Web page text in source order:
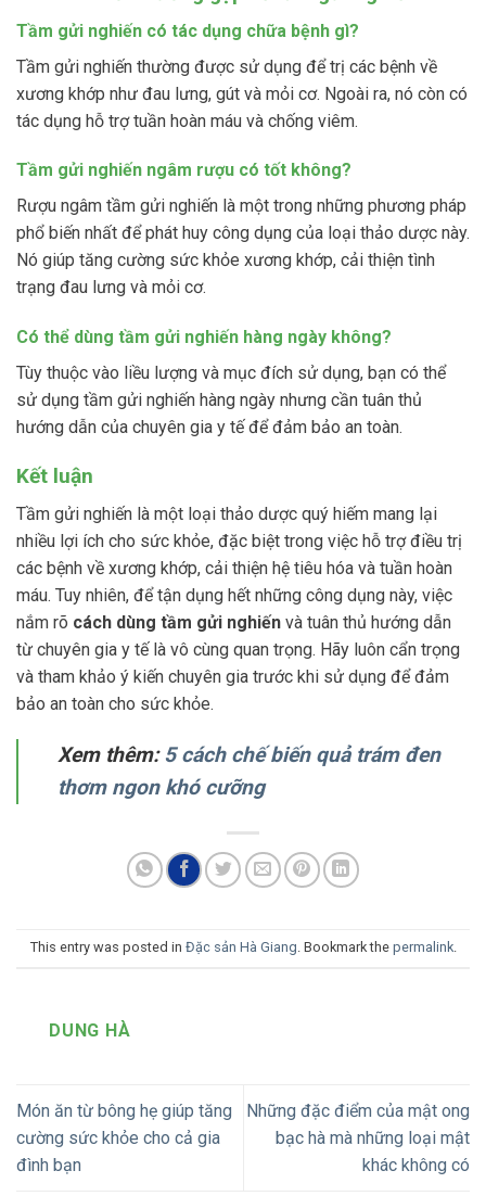
Tầm gửi nghiến có tác dụng chữa bệnh gì?
Tầm gửi nghiến thường được sử dụng để trị các bệnh về
xương khớp như đau lưng, gút và mỏi cơ. Ngoài ra, nó còn có
tác dụng hỗ trợ tuần hoàn máu và chống viêm.
Tầm gửi nghiến ngâm rượu có tốt không?
Rượu ngâm tầm gửi nghiến là một trong những phương pháp
phổ biến nhất để phát huy công dụng của loại thảo dược này.
Nó giúp tăng cường sức khỏe xương khớp, cải thiện tình
trạng đau lưng và mỏi cơ.
Có thể dùng tầm gửi nghiến hàng ngày không?
Tùy thuộc vào liều lượng và mục đích sử dụng, bạn có thể
sử dụng tầm gửi nghiến hàng ngày nhưng cần tuân thủ
hướng dẫn của chuyên gia y tế để đảm bảo an toàn.
Kết luận
Tầm gửi nghiến là một loại thảo dược quý hiếm mang lại
nhiều lợi ích cho sức khỏe, đặc biệt trong việc hỗ trợ điều trị
các bệnh về xương khớp, cải thiện hệ tiêu hóa và tuần hoàn
máu. Tuy nhiên, để tận dụng hết những công dụng này, việc
nắm rõ cách dùng tầm gửi nghiến và tuân thủ hướng dẫn
từ chuyên gia y tế là vô cùng quan trọng. Hãy luôn cẩn trọng
và tham khảo ý kiến chuyên gia trước khi sử dụng để đảm
bảo an toàn cho sức khỏe.
Xem thêm: 5 cách chế biến quả trám đen
thơm ngon khó cưỡng
This entry was posted in Đặc sản Hà Giang . Bookmark the permalink.
DUNG HÀ
Món ăn từ bông hẹ giúp tăng
cường sức khỏe cho cả gia
đình bạn
Những đặc điểm của mật ong
bạc hà mà những loại mật
khác không có